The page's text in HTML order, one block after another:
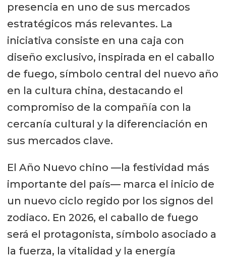
presencia en uno de sus mercados
estratégicos más relevantes. La
iniciativa consiste en una caja con
diseño exclusivo, inspirada en el caballo
de fuego, símbolo central del nuevo año
en la cultura china, destacando el
compromiso de la compañía con la
cercanía cultural y la diferenciación en
sus mercados clave.
El Año Nuevo chino —la festividad más
importante del país— marca el inicio de
un nuevo ciclo regido por los signos del
zodiaco. En 2026, el caballo de fuego
será el protagonista, símbolo asociado a
la fuerza, la vitalidad y la energía